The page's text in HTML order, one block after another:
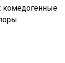
комедогенные